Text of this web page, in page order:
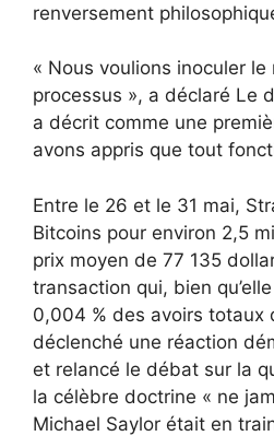
renversement
« Nous voulions inoculer
processus », a déclaré Le
a décrit comme une
avons appris que tout
Entre le 26 et le 31 mai,
Bitcoins pour environ 2,5
prix moyen de 77 135
transaction qui, bien
0,004 % des avoirs totaux
déclenché une réaction
et relancé le débat sur la
la célèbre doctrine « ne
Michael Saylor était en